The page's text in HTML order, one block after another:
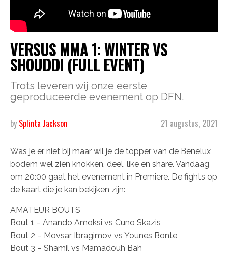
VERSUS MMA 1: WINTER VS
SHOUDDI (FULL EVENT)
Trots leveren wij onze eerste
geproduceerde evenement op DFN.
21 augustus, 2021
by Splinta Jackson
Was je er niet bij maar wil je de topper van de Benelux
bodem wel zien knokken, deel, like en share. Vandaag
om 20:00 gaat het evenement in Premiere. De fights op
de kaart die je kan bekijken zijn:
AMATEUR BOUTS
Bout 1 – Anando Amoksi vs Cuno Skazis
Bout 2 – Movsar Ibragimov vs Younes Bonte
Bout 3 – Shamil vs Mamadouh Bah